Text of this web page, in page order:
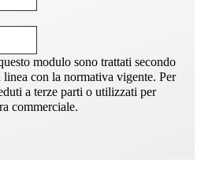
modulo sono trattati secondo
linea con la normativa vigente. Per
a terze parti o utilizzati per
commerciale.